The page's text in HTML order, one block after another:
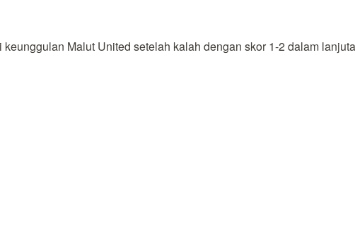
Malut United setelah kalah dengan skor 1-2 dalam